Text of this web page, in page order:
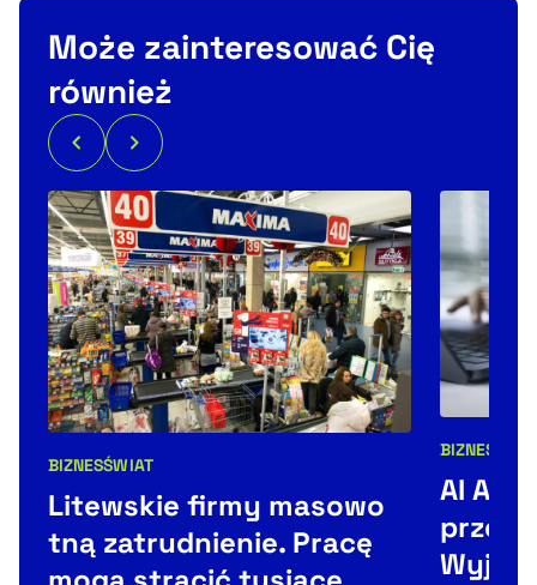
Może zainteresować Cię
również
Kategorie artykułu:
BIZNESŚWIAT
Litewskie firmy masowo
tną zatrudnienie. Pracę
BIZNES
AI